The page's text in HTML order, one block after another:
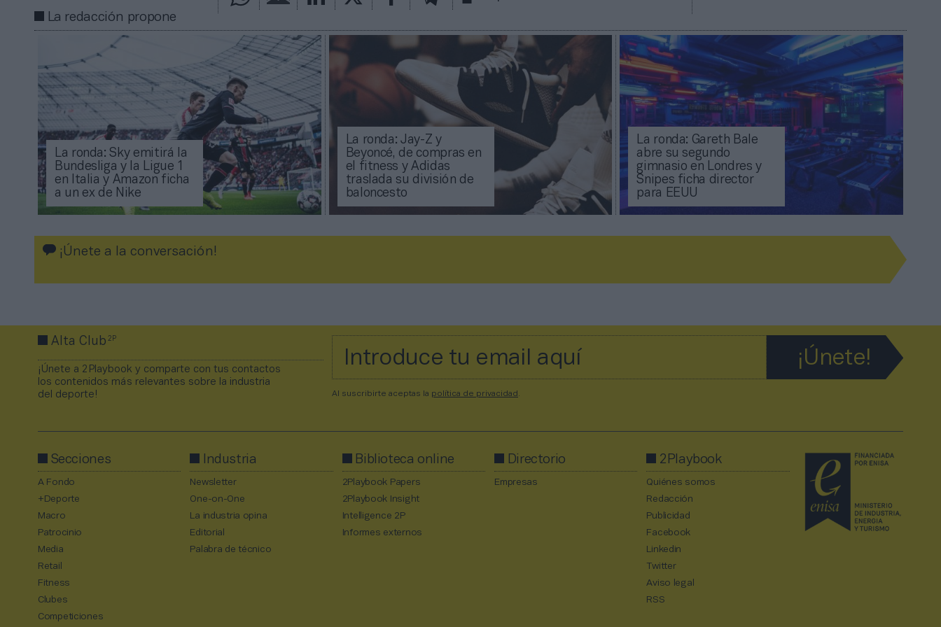
La redacción propone
La ronda: Sky emitirá la
Bundesliga y la Ligue 1
en Italia y Amazon ficha
a un ex de Nike
La ronda: Jay-Z y
Beyoncé, de compras en
el fitness y Adidas
traslada su división de
baloncesto
La ronda: Gareth Bale
abre su segundo
gimnasio en Londres y
Snipes ficha director
para EEUU
¡Únete a la conversación!
Alta Club2P
¡Únete a 2Playbook y comparte con tus contactos
los contenidos más relevantes sobre la industria
del deporte!
Al suscribirte aceptas la política de privacidad
Secciones
A Fondo
+Deporte
Macro
Patrocinio
Media
Retail
Fitness
Clubes
Competiciones
Industria
Newsletter
One-on-One
La industria opina
Editorial
Palabra de técnico
Biblioteca online
2Playbook Papers
2Playbook Insight
Intelligence 2P
Informes externos
Directorio
Empresas
2Playbook
Quiénes somos
Redacción
Publicidad
Facebook
Linkedin
Twitter
Aviso legal
RSS